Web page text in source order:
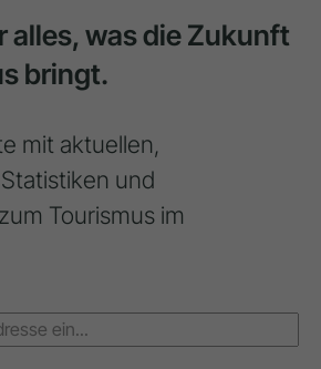
alles, was die Zukunft
bringt.
mit aktuellen,
und
Tourismus im